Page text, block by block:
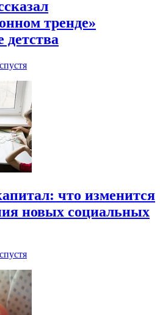
тренде»
детства
что изменится
новых социальных